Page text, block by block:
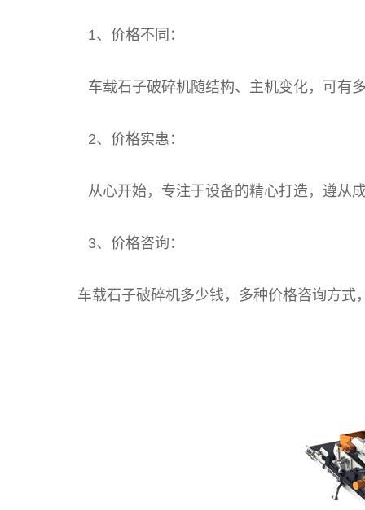
1、价格不同：
车载石子破碎机随结构、主机变化，可有多
2、价格实惠：
从心开始，专注于设备的精心打造，遵从成
3、价格咨询：
车载石子破碎机多少钱，多种价格咨询方式